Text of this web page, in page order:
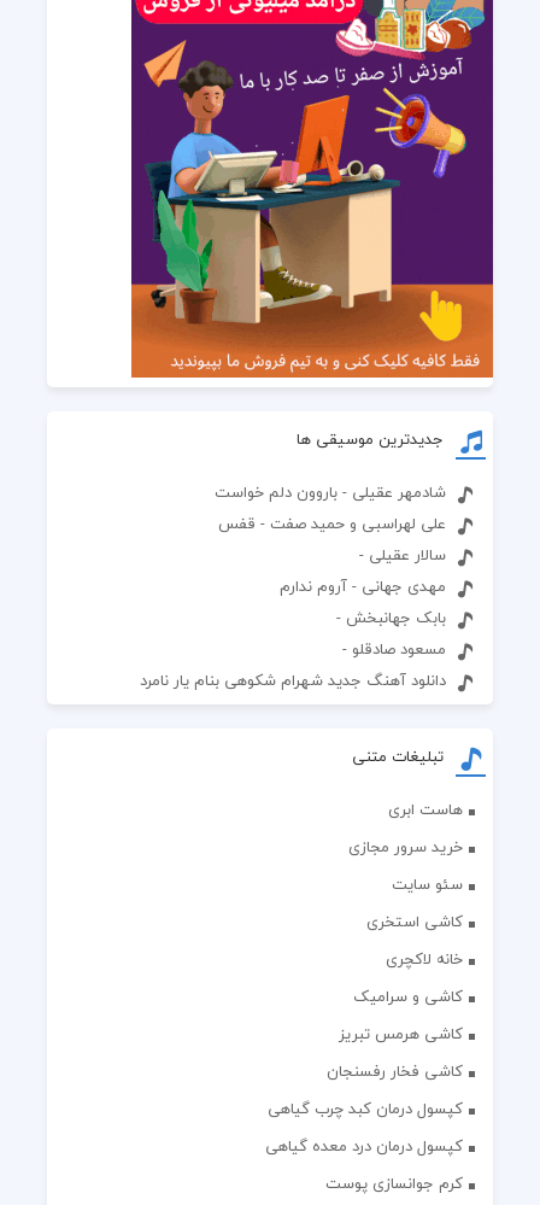
جدیدترین موسیقی ها
شادمهر عقیلی - باروون دلم خواست
علی لهراسبی و حمید صفت - قفس
سالار عقیلی -
مهدی جهانی - آروم ندارم
بابک جهانبخش -
مسعود صادقلو -
دانلود آهنگ جدید شهرام شکوهی بنام یار نامرد
تبلیغات متنی
هاست ابری
خرید سرور مجازی
سئو سایت
کاشی استخری
خانه لاکچری
کاشی و سرامیک
کاشی هرمس تبریز
کاشی فخار رفسنجان
کپسول درمان کبد چرب گیاهی
کپسول درمان درد معده گیاهی
کرم جوانسازی پوست